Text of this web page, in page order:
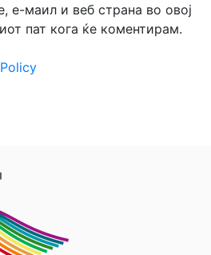
е-маил и веб страна во овој
пат кога ќе коментирам.